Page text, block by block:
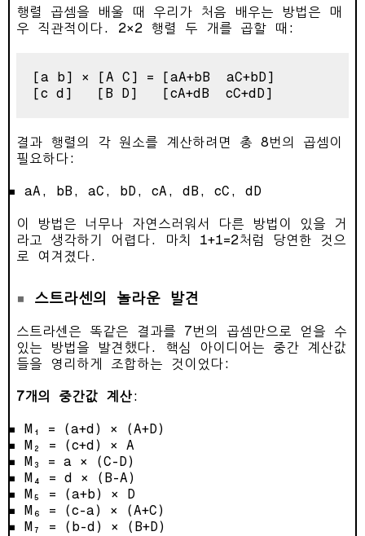
행렬 곱셈을 배울 때 우리가 처음 배우는 방법은 매
우 직관적이다. 2×2 행렬 두 개를 곱할 때:
[a b] × [A C] = [aA+bB  aC+bD]
결과 행렬의 각 원소를 계산하려면 총 8번의 곱셈이
필요하다:
aA, bB, aC, bD, cA, dB, cC, dD
이 방법은 너무나 자연스러워서 다른 방법이 있을 거
라고 생각하기 어렵다. 마치 1+1=2처럼 당연한 것으
로 여겨졌다.
스트라센의 놀라운 발견
스트라센은 똑같은 결과를 7번의 곱셈만으로 얻을 수
있는 방법을 발견했다. 핵심 아이디어는 중간 계산값
들을 영리하게 조합하는 것이었다:
7개의 중간값 계산:
M₁ = (a+d) × (A+D)
M₂ = (c+d) × A
M₃ = a × (C-D)
M₄ = d × (B-A)
M₅ = (a+b) × D
M₆ = (c-a) × (A+C)
M₇ = (b-d) × (B+D)